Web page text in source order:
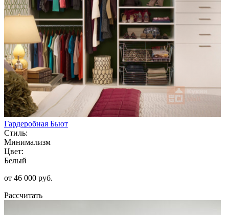
Гардеробная Бьют
Стиль:
Минимализм
Цвет:
Белый
от 46 000 руб.
Рассчитать